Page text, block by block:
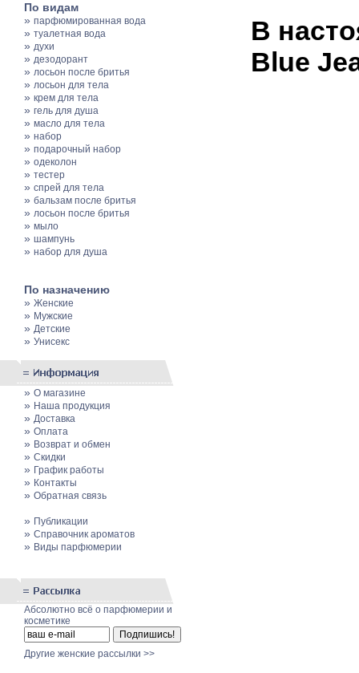
По видам
» парфюмированная вода
» туалетная вода
» духи
» дезодорант
» лосьон после бритья
» лосьон для тела
» крем для тела
» гель для душа
» масло для тела
» набор
» подарочный набор
» одеколон
» тестер
» спрей для тела
» бальзам после бритья
» лосьон после бритья
» мыло
» шампунь
» набор для душа
По назначению
» Женские
» Мужские
» Детские
» Унисекс
» О магазине
» Наша продукция
» Доставка
» Оплата
» Возврат и обмен
» Скидки
» График работы
» Контакты
» Обратная связь
» Публикации
» Cправочник ароматов
» Виды парфюмерии
Абсолютно всё о парфюмерии и
косметике
Другие женские рассылки >>
В
Blue